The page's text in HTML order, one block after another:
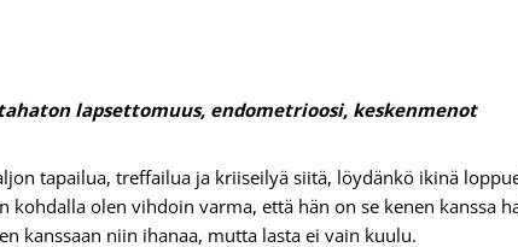
lapsettomuus, endometrioosi, keskenmenot
tapailua, treffailua ja kriiseilyä siitä, löydänkö ikinä
kohdalla olen vihdoin varma, että hän on se kenen kanssa
kanssaan niin ihanaa, mutta lasta ei vain kuulu.